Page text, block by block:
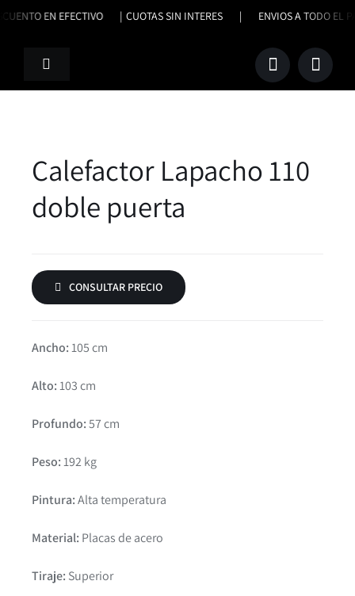
Saltar
CUOTAS SIN INTERES | ENVIOS A TODO
EN EFECTIVO |
Toggle
Navigation
Trabajos Terminados
Calefactor Lapacho 110
doble puerta
CONSULTAR PRECIO
Ancho:105 cm
Alto:103 cm
Profundo:57 cm
Peso:192 kg
Pintura:Alta temperatura
Material: Placas de acero
Tiraje: Superior